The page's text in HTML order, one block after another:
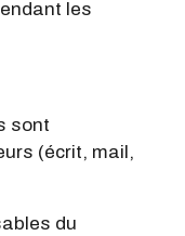
les
sont
(écrit, mail,
du